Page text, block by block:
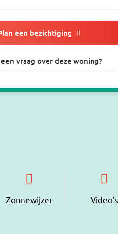
een bezichtiging
vraag over deze woning?
Zonnewijzer Video's